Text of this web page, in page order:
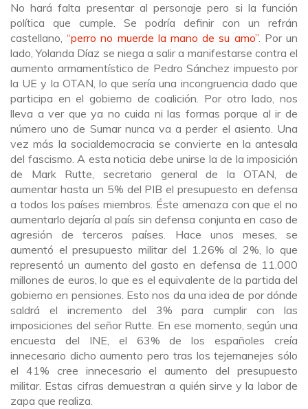
No hará falta presentar al personaje pero si la función
política que cumple. Se podría definir con un refrán
castellano,“perro no muerde la mano de su amo”. Por un
lado, Yolanda Díaz se niega a salir a manifestarse contra el
aumento armamentístico de Pedro Sánchez impuesto por
la UE y la OTAN, lo que sería una incongruencia dado que
participa en el gobierno de coalición. Por otro lado, nos
lleva a ver que ya no cuida ni las formas porque al ir de
número uno de Sumar nunca va a perder el asiento. Una
vez más la socialdemocracia se convierte en la antesala
del fascismo. A esta noticia debe unirse la de la imposición
de Mark Rutte, secretario general de la OTAN, de
aumentar hasta un 5% del PIB el presupuesto en defensa
a todos los países miembros. Éste amenaza con que el no
aumentarlo dejaría al país sin defensa conjunta en caso de
agresión de terceros países. Hace unos meses, se
aumentó el presupuesto militar del 1.26% al 2%, lo que
representó un aumento del gasto en defensa de 11.000
millones de euros, lo que es el equivalente de la partida del
gobierno en pensiones. Esto nos da una idea de por dónde
saldrá el incremento del 3% para cumplir con las
imposiciones del señor Rutte. En ese momento, según una
encuesta del INE, el 63% de los españoles creía
innecesario dicho aumento pero tras los tejemanejes sólo
el 41% cree innecesario el aumento del presupuesto
militar. Estas cifras demuestran a quién sirve y la labor de
zapa que realiza.